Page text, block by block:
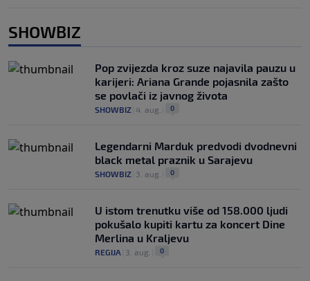
SHOWBIZ
Pop zvijezda kroz suze najavila pauzu u
karijeri: Ariana Grande pojasnila zašto
se povlači iz javnog života
SHOWBIZ 4. aug. 0
Legendarni Marduk predvodi dvodnevni
black metal praznik u Sarajevu
SHOWBIZ 3. aug. 0
U istom trenutku više od 158.000 ljudi
pokušalo kupiti kartu za koncert Dine
Merlina u Kraljevu
REGIJA 3. aug. 0